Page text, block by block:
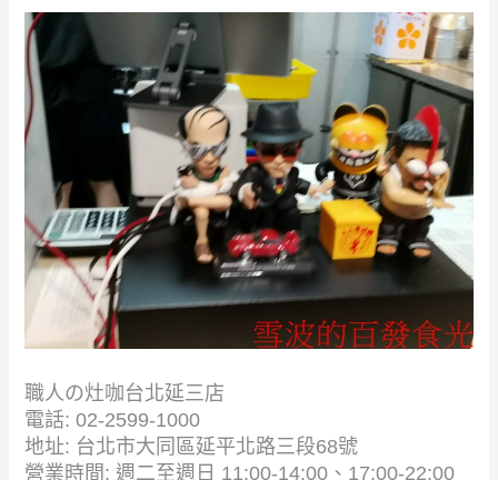
職人の灶咖台北延三店
電話: 02-2599-1000
地址: 台北市大同區延平北路三段68號
營業時間: 週二至週日 11:00-14:00、17:00-22:00